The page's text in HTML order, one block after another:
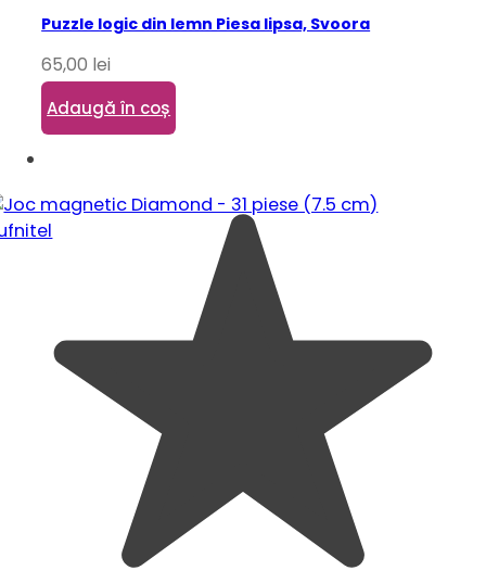
Puzzle logic din lemn Piesa lipsa, Svoora
65,00 lei
Adaugă în coș